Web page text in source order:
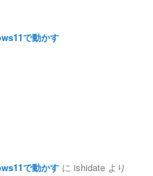
で動かす
で動かす にishidate より